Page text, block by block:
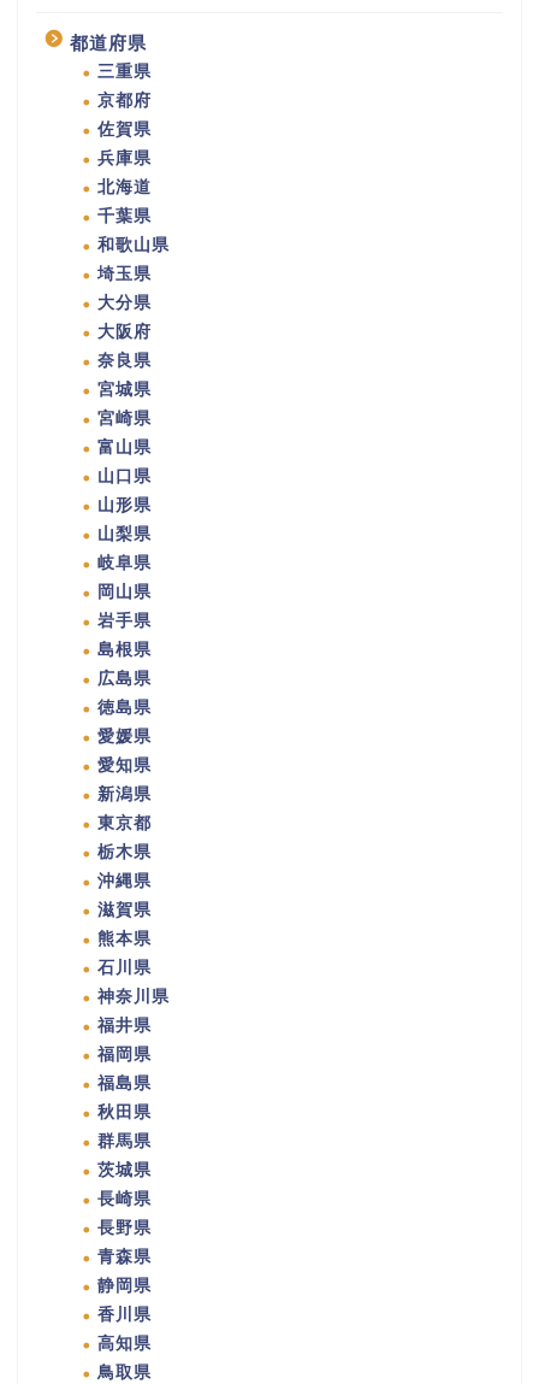
都道府県
三重県
京都府
佐賀県
兵庫県
北海道
千葉県
和歌山県
埼玉県
大分県
大阪府
奈良県
宮城県
宮崎県
富山県
山口県
山形県
山梨県
岐阜県
岡山県
岩手県
島根県
広島県
徳島県
愛媛県
愛知県
新潟県
東京都
栃木県
沖縄県
滋賀県
熊本県
石川県
神奈川県
福井県
福岡県
福島県
秋田県
群馬県
茨城県
長崎県
長野県
青森県
静岡県
香川県
高知県
鳥取県